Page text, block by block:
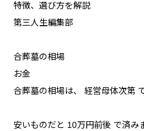
特徴、選び方を解説
第三人生編集部
合葬墓の相場
お金
合葬墓の相場は、 経営母体次第
安いものだと 10万円前後 で済み